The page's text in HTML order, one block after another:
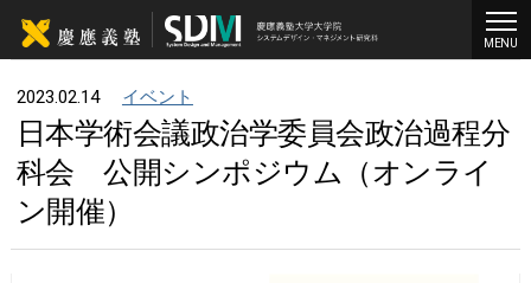
2023.02.14 イベント
日本学術会議政治学委員会政治過程分
科会 公開シンポジウム（オンライ
ン開催）
MENU